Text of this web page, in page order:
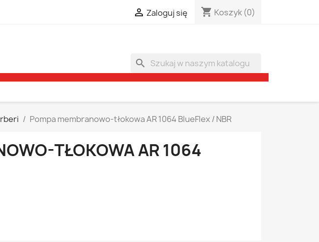
 Zaloguj się shopping_cart Koszyk (0)
search
Pompa membranowo-tłokowa AR 1064 BlueFlex / NBR
TŁOKOWA AR 1064